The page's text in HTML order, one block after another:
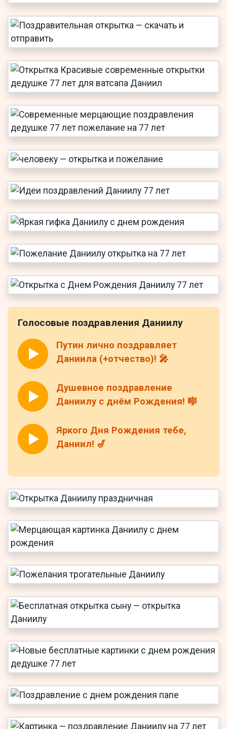
Голосовые поздравления Даниилу
Путин лично поздравляет
Даниила (+отчество)! 🎤
Душевное поздравление
Даниилу с днём Рождения! 🎼
Яркого Дня Рождения тебе,
Даниил! 🎷